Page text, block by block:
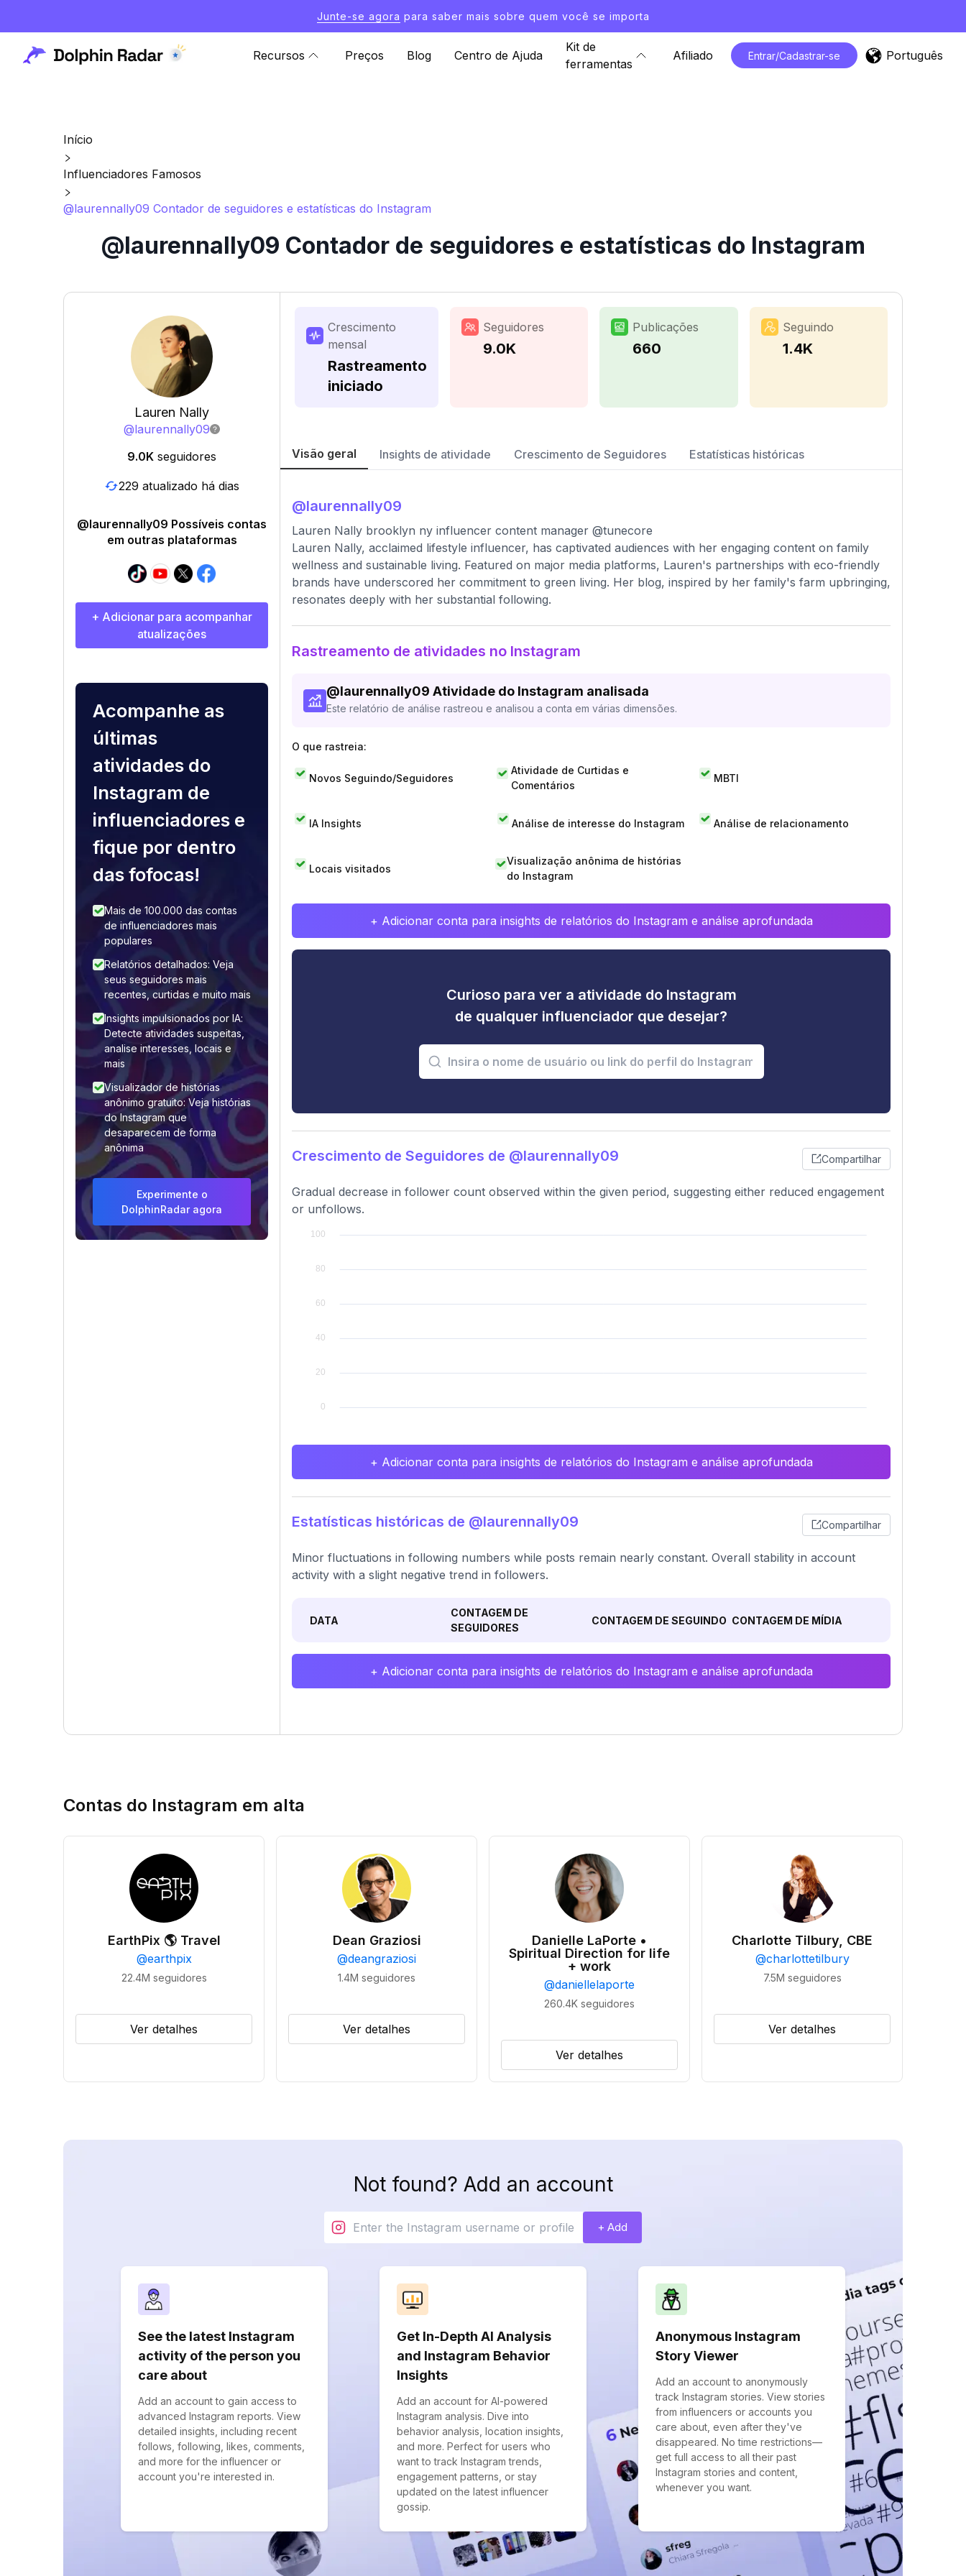
Junte-se agora para saber mais sobre quem você se importa
Recursos Preços Blog Centro de Ajuda
Kit de
ferramentas
Afiliado Entrar/Cadastrar-se Português
Início
Influenciadores Famosos
@laurennally09 Contador de seguidores e estatísticas do Instagram
@laurennally09 Contador de seguidores e estatísticas do Instagram
Lauren Nally
@laurennally09
9.0K seguidores
229 atualizado há dias
@laurennally09 Possíveis contas
em outras plataformas
+ Adicionar para acompanhar
atualizações
Acompanhe as
últimas
atividades do
Instagram de
influenciadores e
fique por dentro
das fofocas!
Mais de 100.000 das contas
de influenciadores mais
populares
Relatórios detalhados: Veja
seus seguidores mais
recentes, curtidas e muito mais
Insights impulsionados por IA:
Detecte atividades suspeitas,
analise interesses, locais e
mais
Visualizador de histórias
anônimo gratuito: Veja histórias
do Instagram que
desaparecem de forma
anônima
Experimente o
DolphinRadar agora
Crescimento
mensal
Rastreamento
iniciado
Seguidores
9.0K
Publicações
660
Seguindo
1.4K
Visão geral Insights de atividade Crescimento de Seguidores Estatísticas históricas
@laurennally09
Lauren Nally brooklyn ny influencer content manager @tunecore
Lauren Nally, acclaimed lifestyle influencer, has captivated audiences with her engaging content on family
wellness and sustainable living. Featured on major media platforms, Lauren's partnerships with eco-friendly
brands have underscored her commitment to green living. Her blog, inspired by her family's farm upbringing,
resonates deeply with her substantial following.
Rastreamento de atividades no Instagram
@laurennally09 Atividade do Instagram analisada
Este relatório de análise rastreou e analisou a conta em várias dimensões.
O que rastreia:
Novos Seguindo/Seguidores
Atividade de Curtidas e
Comentários
MBTI
IA Insights Análise de interesse do Instagram Análise de relacionamento
Locais visitados
Visualização anônima de histórias
do Instagram
+ Adicionar conta para insights de relatórios do Instagram e análise aprofundada
Curioso para ver a atividade do Instagram
de qualquer influenciador que desejar?
Crescimento de Seguidores de @laurennally09 Compartilhar
Gradual decrease in follower count observed within the given period, suggesting either reduced engagement
or unfollows.
+ Adicionar conta para insights de relatórios do Instagram e análise aprofundada
Estatísticas históricas de @laurennally09 Compartilhar
Minor fluctuations in following numbers while posts remain nearly constant. Overall stability in account
activity with a slight negative trend in followers.
DATA
CONTAGEM DE
SEGUIDORES
CONTAGEM DE SEGUINDO CONTAGEM DE MÍDIA
+ Adicionar conta para insights de relatórios do Instagram e análise aprofundada
Contas do Instagram em alta
EarthPix 🌎 Travel
@earthpix
22.4M seguidores
Ver detalhes
Dean Graziosi
@deangraziosi
1.4M seguidores
Ver detalhes
Danielle LaPorte •
Spiritual Direction for life
+ work
@daniellelaporte
260.4K seguidores
Ver detalhes
Charlotte Tilbury, CBE
@charlottetilbury
7.5M seguidores
Ver detalhes
Not found? Add an account
+ Add
See the latest Instagram
activity of the person you
care about
Add an account to gain access to
advanced Instagram reports. View
detailed insights, including recent
follows, following, likes, comments,
and more for the influencer or
account you're interested in.
Get In-Depth AI Analysis
and Instagram Behavior
Insights
Add an account for AI-powered
Instagram analysis. Dive into
behavior analysis, location insights,
and more. Perfect for users who
want to track Instagram trends,
engagement patterns, or stay
updated on the latest influencer
gossip.
Anonymous Instagram
Story Viewer
Add an account to anonymously
track Instagram stories. View stories
from influencers or accounts you
care about, even after they've
disappeared. No time restrictions—
get full access to all their past
Instagram stories and content,
whenever you want.